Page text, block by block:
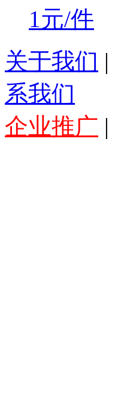
1元/件
关于我们 |
系我们
企业推广 |